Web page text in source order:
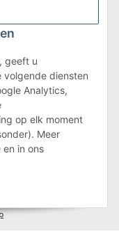
geeft u
diensten
Analytics,
op elk moment
Meer
en in ons